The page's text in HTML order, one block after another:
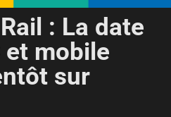
: La date
et mobile
sur